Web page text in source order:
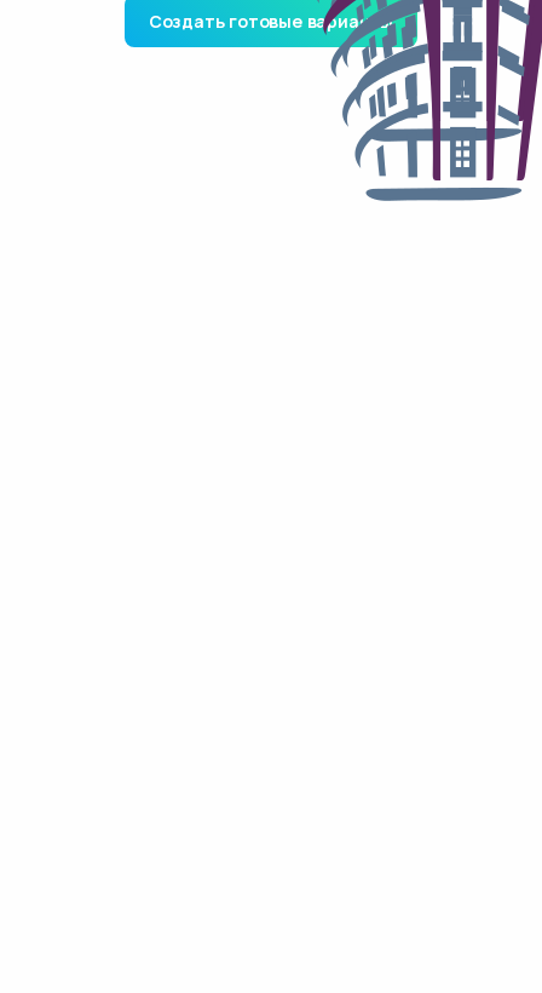
Создать готовые варианты